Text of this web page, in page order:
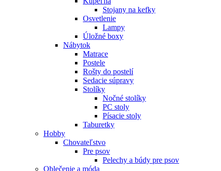
Stojany na kefky
Osvetlenie
Lampy
Úložné boxy
Nábytok
Matrace
Postele
Rošty do postelí
Sedacie súpravy
Stolíky
Nočné stolíky
PC stoly
Písacie stoly
Taburetky
Hobby
Chovateľstvo
Pre psov
Pelechy a búdy pre psov
Oblečenie a móda